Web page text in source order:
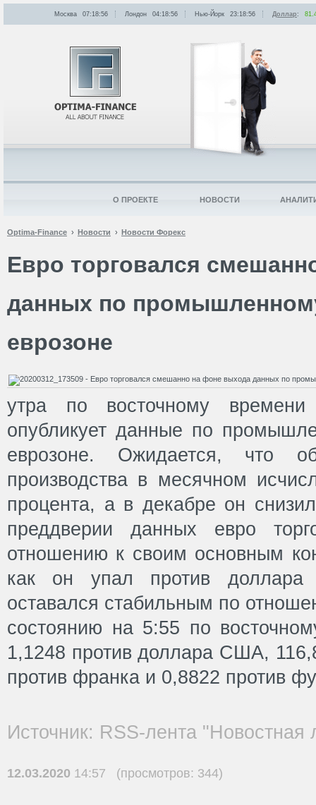
Optima-Finance Новости Новости Форекс
Евро торговался
данных по
еврозоне
утра по восточному времени
опубликует данные по
еврозоне. Ожидается, что
производства в месячном
процента, а в декабре он
преддверии данных евро
отношению к своим основным
как он упал против
оставался стабильным по
состоянию на 5:55 по
1,1248 против доллара США,
против франка и 0,8822 против
Источник: RSS-лента "Новостная
12.03.2020 14:57 (просмотров: 344)
Москва 07:18:56 Лондон 04:18:56 Нью-Йорк 23:18:56 Доллар:
О ПРОЕКТЕ НОВОСТИ